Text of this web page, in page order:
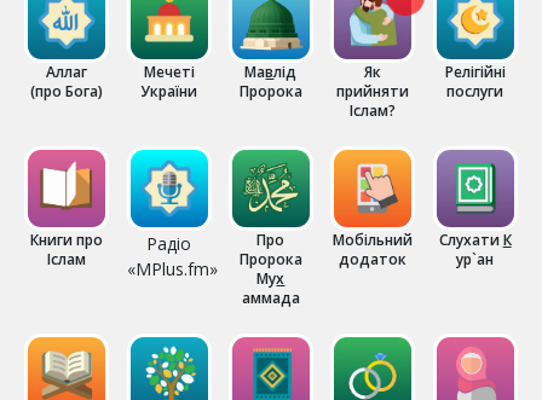
Аллаг
(про Бога)
Мечеті
України
Мавлід
Пророка
Як
прийняти
Іслам?
Релігійні
послуги
Книги про
Іслам
Радіо
«MPlus.fm»
Про
Пророка
Мух
аммада
Мобільний
додаток
СлухатиК
ур`ан